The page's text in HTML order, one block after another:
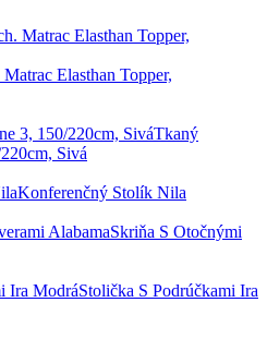
Elasthan Topper,
Tkaný
Sivá
Konferenčný Stolík Nila
Skriňa S Otočnými
Stolička S Podrúčkami Ira